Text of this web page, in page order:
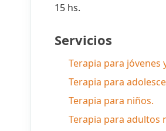
15 hs.
Servicios
Terapia para jóvenes
Terapia para
Terapia para niños.
Terapia para adultos